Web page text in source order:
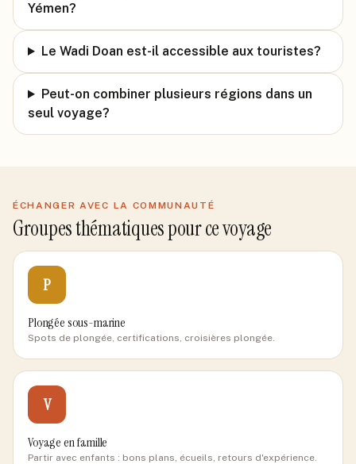
Yémen?
Le Wadi Doan est-il accessible aux touristes?
Peut-on combiner plusieurs régions dans un
seul voyage?
ÉCHANGER AVEC LA COMMUNAUTÉ
Groupes thématiques pour ce voyage
P
Plongée sous-marine
Spots de plongée, certifications, croisières plongée.
V
Voyage en famille
Partir avec enfants : bons plans, écueils, retours d'expérience.